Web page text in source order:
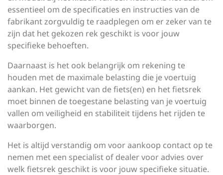
essentieel om de specificaties en instructies van de
fabrikant zorgvuldig te raadplegen om er zeker van te
zijn dat het gekozen rek geschikt is voor jouw
specifieke behoeften.
Daarnaast is het ook belangrijk om rekening te
houden met de maximale belasting die je voertuig
aankan. Het gewicht van de fiets(en) en het fietsrek
moet binnen de toegestane belasting van je voertuig
vallen om veiligheid en stabiliteit tijdens het rijden te
waarborgen.
Het is altijd verstandig om voor aankoop contact op te
nemen met een specialist of dealer voor advies over
welk fietsrek geschikt is voor jouw specifieke situatie.